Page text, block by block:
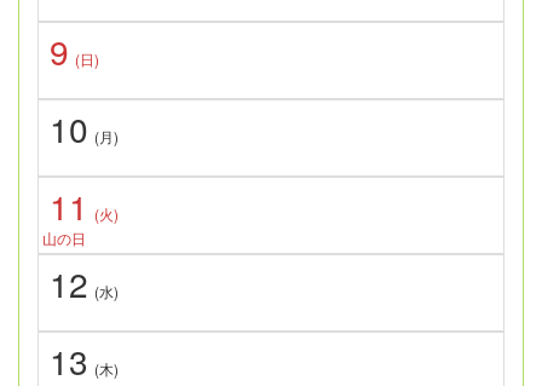
9 (日)
10 (月)
11
(火)
山の日
12 (水)
13 (木)